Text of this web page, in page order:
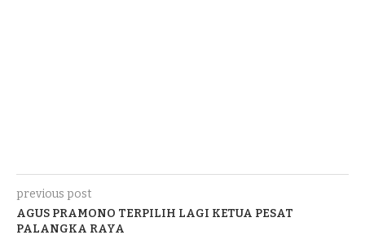
previous post
AGUS PRAMONO TERPILIH LAGI KETUA PESAT
PALANGKA RAYA